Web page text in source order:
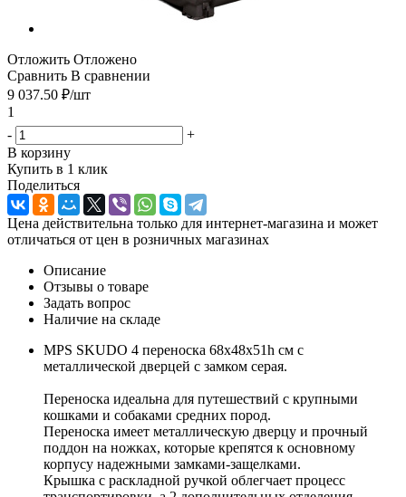
Отложить Отложено
Сравнить В сравнении
9 037.50 ₽/шт
1
-
+
В корзину
Купить в 1 клик
Поделиться
Цена действительна только для интернет-магазина и может
отличаться от цен в розничных магазинах
Описание
Отзывы о товаре
Задать вопрос
Наличие на складе
MPS SKUDO 4 переноска 68х48х51h см с
металлической дверцей с замком серая.
Переноска идеальна для путешествий с крупными
кошками и собаками средних пород.
Переноска имеет металлическую дверцу и прочный
поддон на ножках, которые крепятся к основному
корпусу надежными замками-защелками.
Крышка с раскладной ручкой облегчает процесс